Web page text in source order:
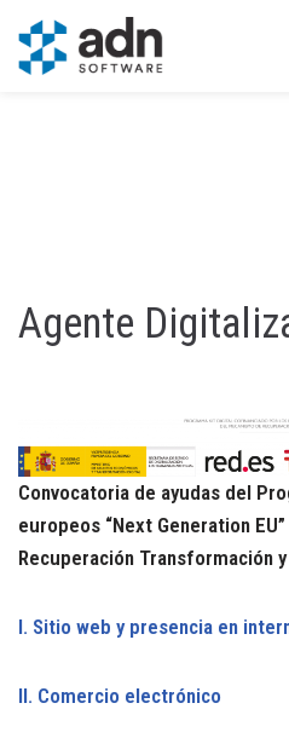
Saltar
Agente
Convocatoria de ayudas del
europeos “Next Generation
Recuperación Transformación
I. Sitio web y presencia en
II. Comercio electrónico